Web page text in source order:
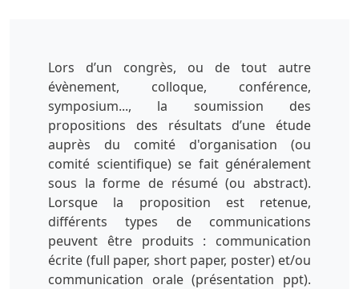
Lors d’un congrès, ou de tout autre
évènement, colloque, conférence,
symposium..., la soumission des
propositions des résultats d’une étude
auprès du comité d'organisation (ou
comité scientifique) se fait généralement
sous la forme de résumé (ou abstract).
Lorsque la proposition est retenue,
différents types de communications
peuvent être produits : communication
écrite (full paper, short paper, poster) et/ou
communication orale (présentation ppt).